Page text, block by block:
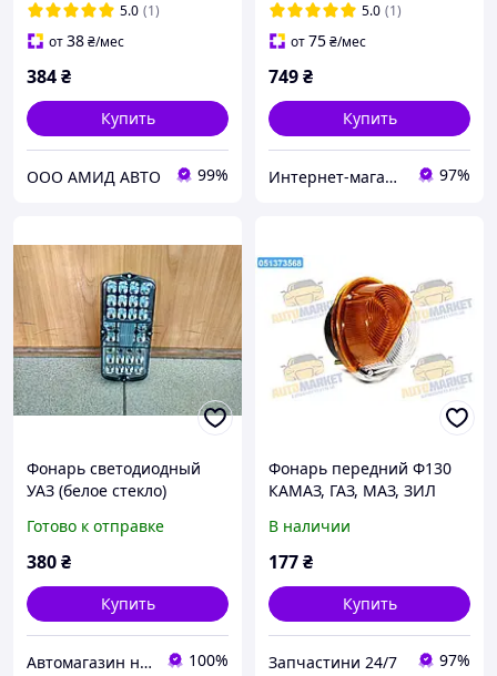
5.0 (1)
от38₴/мес
384₴
Купить
ООО АМИД АВТО 99%
5.0 (1)
от75₴/мес
749₴
Купить
Интернет-магазин "KrazAuto" 97%
Фонарь светодиодный
УАЗ (белое стекло)
Готово к отправке
380₴
Купить
Автомагазин на Позняках 100%
Фонарь передний Ф130
КАМАЗ, ГАЗ, МАЗ, ЗИЛ
Ф130-01 UA22
В наличии
177₴
Купить
Запчастини 24/7 97%